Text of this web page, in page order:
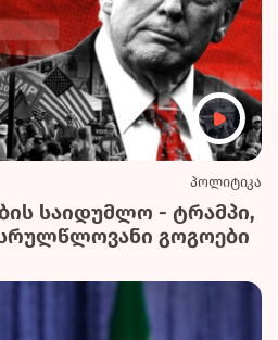
პოლიტიკა
საიდუმლო - ტრამპი,
გოგოები